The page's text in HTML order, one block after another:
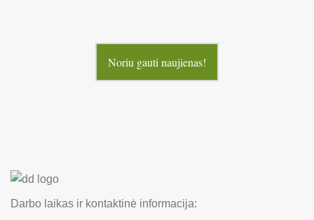
Noriu gauti naujienas!
Darbo laikas ir kontaktinė informacija: